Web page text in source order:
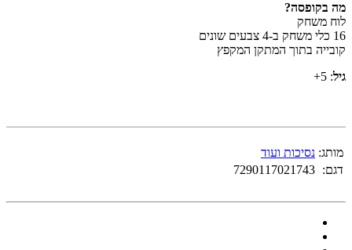
מה בקופסה?
לוח משחק
16 כלי משחק ב-4 צבעים שונים
קובייה בתוך המתקן המקפץ
גיל: 5+
מותג: נסיכות ועוד
דגם: 7290117021743